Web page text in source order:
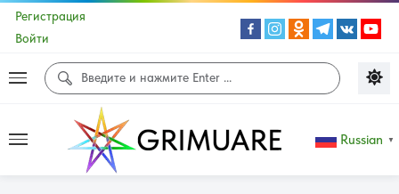
Регистрация
Войти
Russian ▼